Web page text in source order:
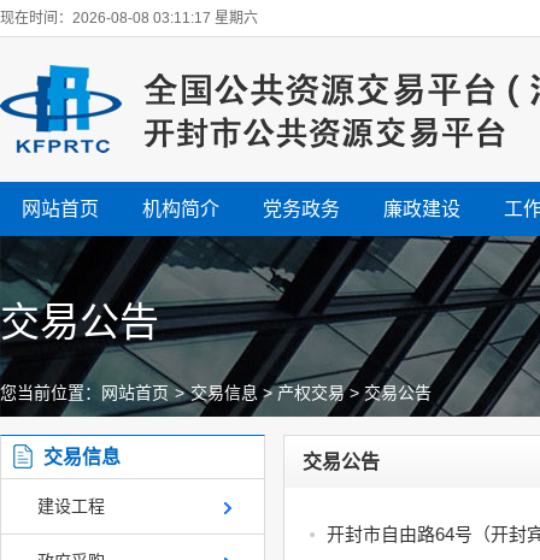
现在时间：2026-08-08 03:11:17 星期六
网站首页 机构简介 党务政务 廉政建设 工
交易公告
您当前位置： 网站首页 > 交易信息 >产权交易>交易公告
交易信息
建设工程
交易公告
开封市自由路64号（开封